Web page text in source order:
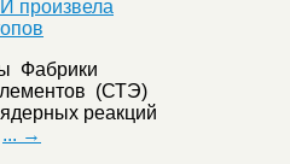
Фабрики
(СТЭ)
реакций
... →